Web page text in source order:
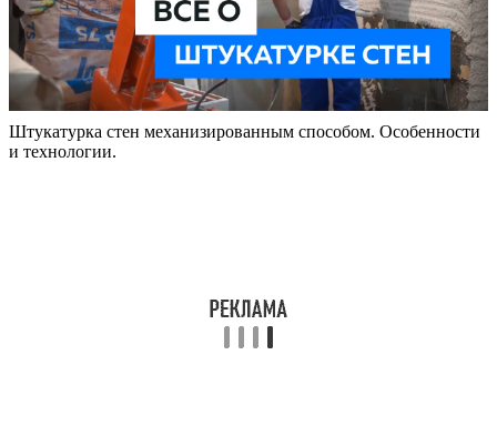
Штукатурка стен механизированным способом. Особенности
и технологии.